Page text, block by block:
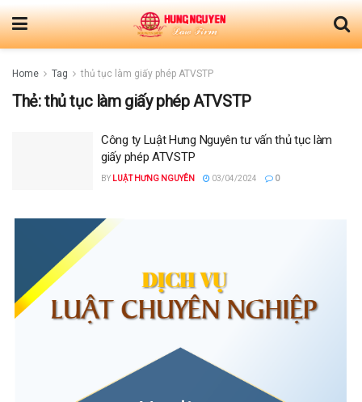
Home Tag thủ tục làm giấy phép ATVSTP
Thẻ:thủ tục làm giấy phép ATVSTP
Công ty Luật Hưng Nguyên tư vấn thủ tục làm
giấy phép ATVSTP
BY LUẬT HƯNG NGUYÊN 03/04/2024 0